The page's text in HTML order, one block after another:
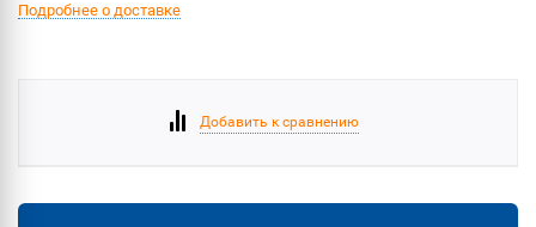
Подробнее о доставке
Добавить к сравнению